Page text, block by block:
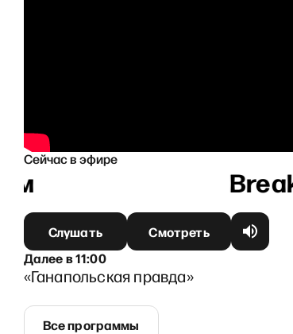
Сейчас в эфире
Слушать
Смотреть
Далеев11:00
«Ганапольская правда»
Все программы